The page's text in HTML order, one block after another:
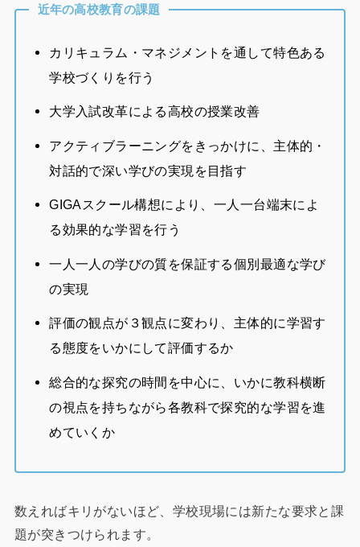
近年の高校教育の課題
カリキュラム・マネジメントを通して特色ある
学校づくりを行う
大学入試改革による高校の授業改善
アクティブラーニングをきっかけに、主体的・
対話的で深い学びの実現を目指す
GIGAスクール構想により、一人一台端末によ
る効果的な学習を行う
一人一人の学びの質を保証する個別最適な学び
の実現
評価の観点が３観点に変わり、主体的に学習す
る態度をいかにして評価するか
総合的な探究の時間を中心に、いかに教科横断
の視点を持ちながら各教科で探究的な学習を進
めていくか
数えればキリがないほど、学校現場には新たな要求と課
題が突きつけられます。